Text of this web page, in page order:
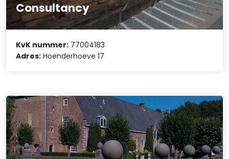
Consultancy
KvK nummer: 77004183
Adres: Hoenderhoeve 17